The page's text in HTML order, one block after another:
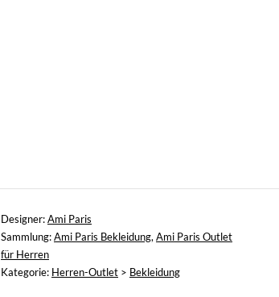
Designer:Ami Paris
Sammlung:Ami Paris Bekleidung,Ami Paris Outlet
für Herren
Kategorie: Herren-Outlet > Bekleidung